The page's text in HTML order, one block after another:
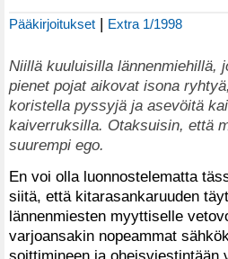
Pääkirjoitukset | Extra 1/1998
Niillä kuuluisilla lännenmiehillä,
pienet pojat aikovat isona
koristella pyssyjä ja asevöitä
kaiverruksilla. Otaksuisin, että
suurempi ego.
En voi olla luonnostelematta
siitä, että kitarasankaruuden
lännenmiesten myyttiselle
varjoansakin nopeammat